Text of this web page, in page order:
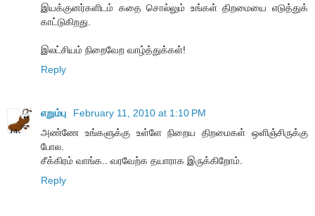
இயக்குனர்களிடம் கதை சொல்லும் உங்கள் திறமையை எடுத்துக்
காட்டுகிறது.
இலட்சியம் நிறைவேற வாழ்த்துக்கள்!
Reply
எறும்பு
February 11, 2010 at 1:10 PM
அண்ணே உங்களுக்கு உள்ளே நிறைய திறமைகள் ஒளிஞ்சிருக்கு
போல.
சீக்கிரம் வாங்க.. வரவேற்க தயாராக இருக்கிறோம்.
Reply